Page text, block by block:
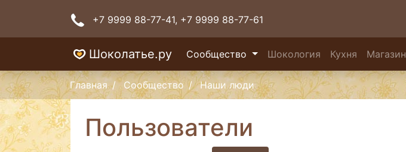
+7 9999 88-77-41, +7 9999 88-77-61
Шоколатье.ру Сообщество Шокология Кухня Магазин
Главная Сообщество Наши люди
Пользователи